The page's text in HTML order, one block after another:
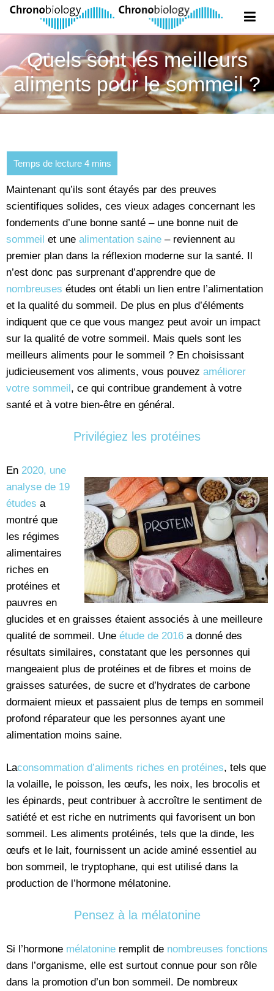
Quels sont les meilleurs
aliments pour le sommeil ?
Maintenant qu’ils sont étayés par des preuves
scientifiques solides, ces vieux adages concernant les
fondements d’une bonne santé – une bonne nuit de
sommeil et une alimentation saine – reviennent au
premier plan dans la réflexion moderne sur la santé. Il
n’est donc pas surprenant d’apprendre que de
nombreuses études ont établi un lien entre l’alimentation
et la qualité du sommeil. De plus en plus d’éléments
indiquent que ce que vous mangez peut avoir un impact
sur la qualité de votre sommeil. Mais quels sont les
meilleurs aliments pour le sommeil ? En choisissant
judicieusement vos aliments, vous pouvez améliorer
votre sommeil, ce qui contribue grandement à votre
santé et à votre bien-être en général.
Privilégiez les protéines
En 2020, une
analyse de 19
études a
montré que
les régimes
alimentaires
riches en
protéines et
pauvres en
glucides et en graisses étaient associés à une meilleure
qualité de sommeil. Une étude de 2016 a donné des
résultats similaires, constatant que les personnes qui
mangeaient plus de protéines et de fibres et moins de
graisses saturées, de sucre et d’hydrates de carbone
dormaient mieux et passaient plus de temps en sommeil
profond réparateur que les personnes ayant une
alimentation moins saine.
Laconsommation d’aliments riches en protéines, tels que
la volaille, le poisson, les œufs, les noix, les brocolis et
les épinards, peut contribuer à accroître le sentiment de
satiété et est riche en nutriments qui favorisent un bon
sommeil. Les aliments protéinés, tels que la dinde, les
œufs et le lait, fournissent un acide aminé essentiel au
bon sommeil, le tryptophane, qui est utilisé dans la
production de l’hormone mélatonine.
Pensez à la mélatonine
Si l’hormone mélatonine remplit de nombreuses fonctions
dans l’organisme, elle est surtout connue pour son rôle
dans la promotion d’un bon sommeil. De nombreux